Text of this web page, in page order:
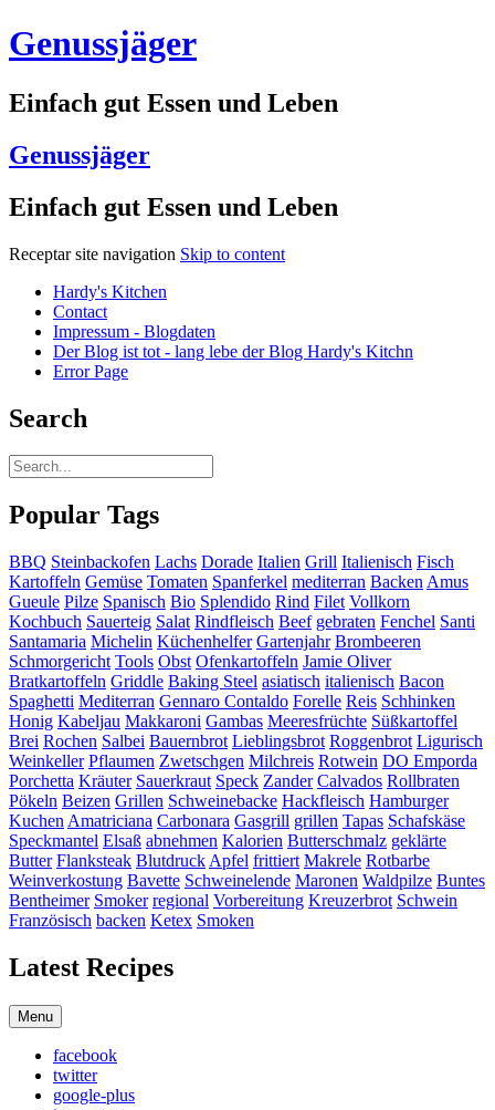
Genussjäger
Einfach gut Essen und Leben
Genussjäger
Einfach gut Essen und Leben
Receptar site navigation Skip to content
Hardy's Kitchen
Contact
Impressum - Blogdaten
Der Blog ist tot - lang lebe der Blog Hardy's Kitchn
Error Page
Search
Popular Tags
BBQ Steinbackofen Lachs Dorade Italien Grill Italienisch Fisch
Kartoffeln Gemüse Tomaten Spanferkel mediterran Backen Amus
Gueule Pilze Spanisch Bio Splendido Rind Filet Vollkorn
Kochbuch Sauerteig Salat Rindfleisch Beef gebraten Fenchel Santi
Santamaria Michelin Küchenhelfer Gartenjahr Brombeeren
Schmorgericht Tools Obst Ofenkartoffeln Jamie Oliver
Bratkartoffeln Griddle Baking Steel asiatisch italienisch Bacon
Spaghetti Mediterran Gennaro Contaldo Forelle Reis Schhinken
Honig Kabeljau Makkaroni Gambas Meeresfrüchte Süßkartoffel
Brei Rochen Salbei Bauernbrot Lieblingsbrot Roggenbrot Ligurisch
Weinkeller Pflaumen Zwetschgen Milchreis Rotwein DO Emporda
Porchetta Kräuter Sauerkraut Speck Zander Calvados Rollbraten
Pökeln Beizen Grillen Schweinebacke Hackfleisch Hamburger
Kuchen Amatriciana Carbonara Gasgrill grillen Tapas Schafskäse
Speckmantel Elsaß abnehmen Kalorien Butterschmalz geklärte
Butter Flanksteak Blutdruck Apfel frittiert Makrele Rotbarbe
Weinverkostung Bavette Schweinelende Maronen Waldpilze Buntes
Bentheimer Smoker regional Vorbereitung Kreuzerbrot Schwein
Französisch backen Ketex Smoken
Latest Recipes
Menu
facebook
twitter
google-plus